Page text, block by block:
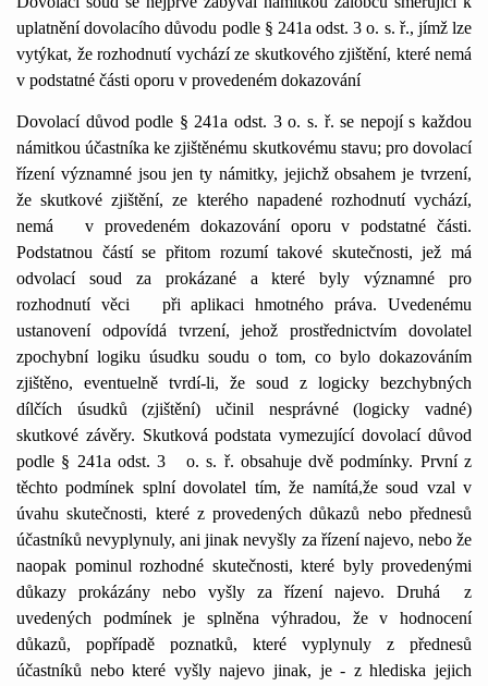
uplatnění dovolacího důvodu podle § 241a odst. 3 o. s. ř., jímž lze
vytýkat, že rozhodnutí vychází ze skutkového zjištění, které nemá
v podstatné části oporu v provedeném dokazování
Dovolací důvod podle § 241a odst. 3 o. s. ř. se nepojí s každou
námitkou účastníka ke zjištěnému skutkovému stavu; pro dovolací
řízení významné jsou jen ty námitky, jejichž obsahem je tvrzení,
že skutkové zjištění, ze kterého napadené rozhodnutí vychází,
nemá
v provedeném dokazování oporu v podstatné části.
Podstatnou částí se přitom rozumí takové skutečnosti, jež má
odvolací soud za prokázané a které byly významné pro
rozhodnutí věci
při aplikaci hmotného práva. Uvedenému
ustanovení odpovídá tvrzení, jehož prostřednictvím dovolatel
zpochybní logiku úsudku soudu o tom, co bylo dokazováním
zjištěno, eventuelně tvrdí-li, že soud z logicky bezchybných
dílčích úsudků (zjištění) učinil nesprávné (logicky vadné)
skutkové závěry. Skutková podstata vymezující dovolací důvod
podle § 241a odst. 3
o. s. ř. obsahuje dvě podmínky. První z
těchto podmínek splní dovolatel tím, že namítá,že soud vzal v
úvahu skutečnosti, které z provedených důkazů nebo přednesů
účastníků nevyplynuly, ani jinak nevyšly za řízení najevo, nebo že
naopak pominul rozhodné skutečnosti, které byly provedenými
důkazy prokázány nebo vyšly za řízení najevo. Druhá
z
uvedených podmínek je splněna výhradou, že v hodnocení
důkazů, popřípadě poznatků, které vyplynuly z přednesů
účastníků nebo které vyšly najevo jinak, je - z hlediska jejich